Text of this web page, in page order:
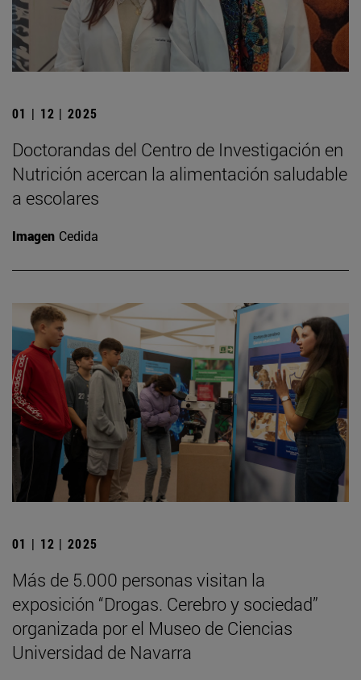
01 | 12 | 2025
Doctorandas del Centro de Investigación en
Nutrición acercan la alimentación saludable
a escolares
Imagen Cedida
01 | 12 | 2025
Más de 5.000 personas visitan la
exposición “Drogas. Cerebro y sociedad”
organizada por el Museo de Ciencias
Universidad de Navarra